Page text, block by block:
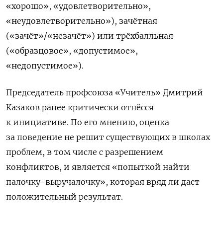
«хорошо», «удовлетворительно»,
«неудовлетворительно»), зачётная
(«зачёт»/«незачёт») или трёхбалльная
(«образцовое», «допустимое»,
«недопустимое»).
Председатель профсоюза «Учитель» Дмитрий
Казаков ранее критически отнёсся
к инициативе. По его мнению, оценка
за поведение не решит существующих в школах
проблем, в том числе с разрешением
конфликтов, и является «попыткой найти
палочку-выручалочку», которая вряд ли даст
положительный результат.